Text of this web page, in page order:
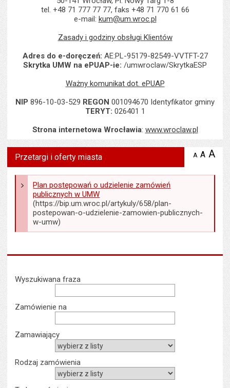
tel. +48 71 777 77 77, faks +48 71 770 61 66
e-mail: kum@um.wroc.pl
Zasady i godziny obsługi Klientów
Adres do e-doręczeń: AE:PL-95179-82549-VVTFT-27
Skrytka UMW na ePUAP-ie: /umwroclaw/SkrytkaESP
Ważny komunikat dot. ePUAP
NIP 896-10-03-529 REGON 001094670 Identyfikator gminy
TERYT: 026401 1
Strona internetowa Wrocławia: www.wroclaw.pl
Przetargi i oferty miasta A zmniejsz
A A
Plan postępowań o udzielenie zamówień
publicznych w UMW
(https://bip.um.wroc.pl/artykuly/658/plan-
postepowan-o-udzielenie-zamowien-publicznych-
w-umw)
Wyszukiwarka
Wyszukiwana fraza
Zamówienie na
Zamawiający
Rodzaj zamówienia